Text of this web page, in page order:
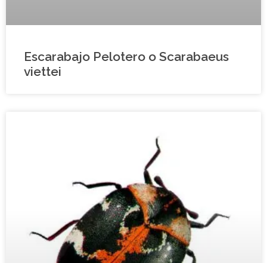
Escarabajo Pelotero o Scarabaeus
viettei